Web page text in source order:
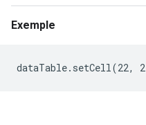
Exemple